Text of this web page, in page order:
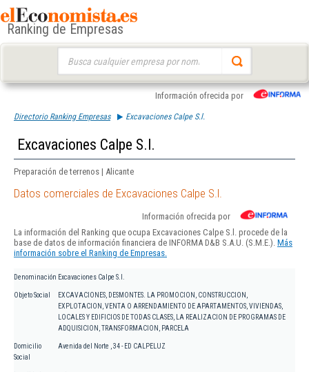
Ranking de Empresas
Información ofrecida por
Directorio Ranking Empresas Excavaciones Calpe S.l.
Excavaciones Calpe S.l.
Preparación de terrenos | Alicante
Datos comerciales de Excavaciones Calpe S.l.
Información ofrecida por
La información del Ranking que ocupa Excavaciones Calpe S.l. procede de la
base de datos de información financiera de INFORMA D&B S.A.U. (S.M.E.). Más
información sobre el Ranking de Empresas.
Denominación Excavaciones Calpe S.l.
Objeto Social
EXCAVACIONES, DESMONTES. LA PROMOCION, CONSTRUCCION,
EXPLOTACION, VENTA O ARRENDAMIENTO DE APARTAMENTOS, VIVIENDAS,
LOCALES Y EDIFICIOS DE TODAS CLASES, LA REALIZACION DE PROGRAMAS DE
ADQUISICION, TRANSFORMACION, PARCELA
Domicilio
Social
Avenida del Norte , 34 - ED CALPELUZ